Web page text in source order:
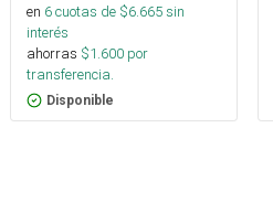
en 6cuotas de $6.665sin
interés
ahorras $1.600 por
transferencia.
Disponible